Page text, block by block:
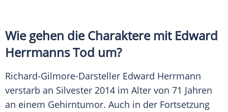
Wie gehen die Charaktere mit Edward
HerrmannsTod um?
Richard-Gilmore-Darsteller Edward Herrmann
verstarb an Silvester 2014 im Alter von 71 Jahren
an einem Gehirntumor. Auch in der Fortsetzung